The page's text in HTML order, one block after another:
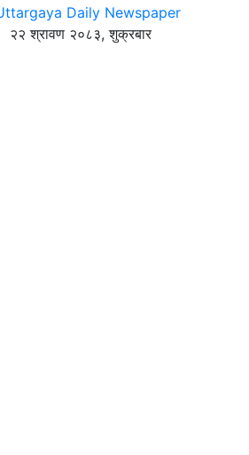
२२ श्रावण २०८३, शुक्रबार